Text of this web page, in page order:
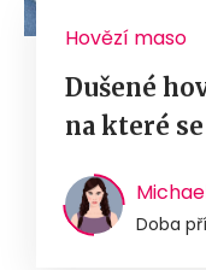
Hovězí maso
Dušené
na které
Doba